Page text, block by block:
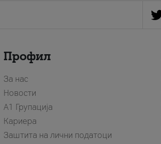
Профил
За нас
Новости
А1 Групација
Кариера
Заштита на лични податоци